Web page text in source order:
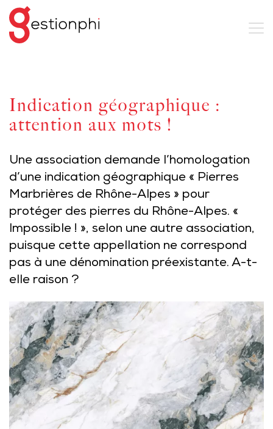
Indication géographique :
attention aux mots !
Une association demande l’homologation
d’une indication géographique « Pierres
Marbrières de Rhône-Alpes » pour
protéger des pierres du Rhône-Alpes. «
Impossible ! », selon une autre association,
puisque cette appellation ne correspond
pas à une dénomination préexistante. A-t-
elle raison ?